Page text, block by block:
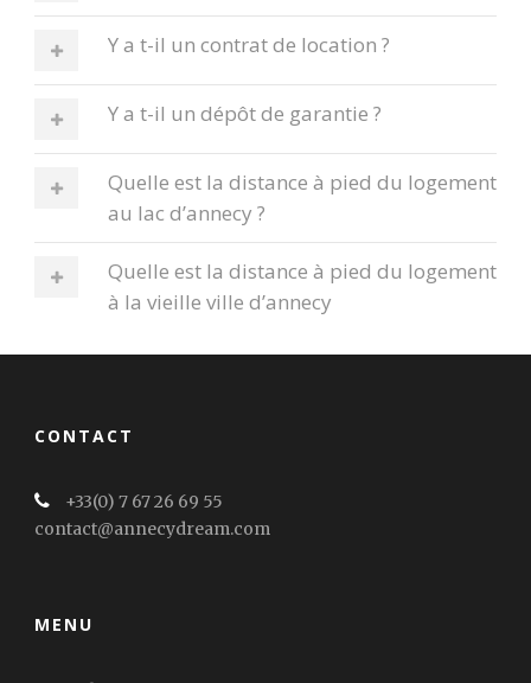
Y a t-il un contrat de location ?
Y a t-il un dépôt de garantie ?
Quelle est la distance à pied du logement
au lac d’annecy ?
Quelle est la distance à pied du logement
à la vieille ville d’annecy
CONTACT
+33(0) 7 67 26 69 55
contact@annecydream.com
MENU